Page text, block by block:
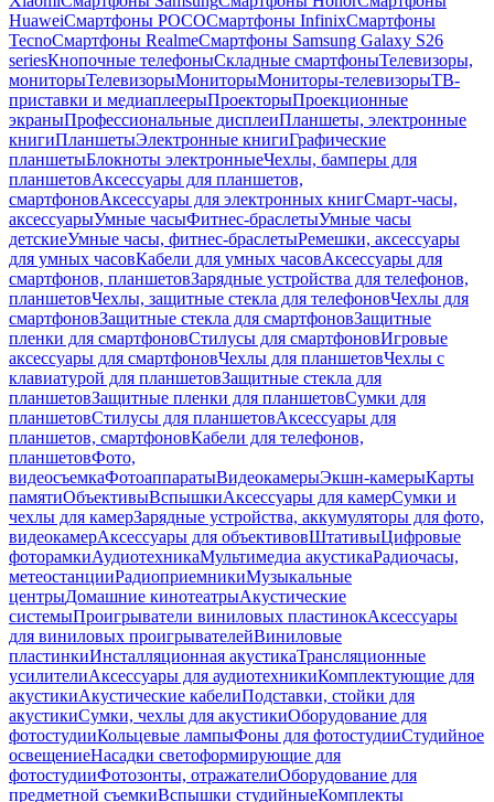
HuaweiСмартфоны POCOСмартфоны InfinixСмартфоны
TecnoСмартфоны RealmeСмартфоны Samsung Galaxy S26
seriesКнопочные телефоныСкладные смартфоныТелевизоры,
мониторыТелевизорыМониторыМониторы-телевизорыТВ-
приставки и медиаплеерыПроекторыПроекционные
экраныПрофессиональные дисплеиПланшеты, электронные
книгиПланшетыЭлектронные книгиГрафические
планшетыБлокноты электронныеЧехлы, бамперы для
планшетовАксессуары для планшетов,
смартфоновАксессуары для электронных книгСмарт-часы,
аксессуарыУмные часыФитнес-браслетыУмные часы
детскиеУмные часы, фитнес-браслетыРемешки, аксессуары
для умных часовКабели для умных часовАксессуары для
смартфонов, планшетовЗарядные устройства для телефонов,
планшетовЧехлы, защитные стекла для телефоновЧехлы для
смартфоновЗащитные стекла для смартфоновЗащитные
пленки для смартфоновСтилусы для смартфоновИгровые
аксессуары для смартфоновЧехлы для планшетовЧехлы с
клавиатурой для планшетовЗащитные стекла для
планшетовЗащитные пленки для планшетовСумки для
планшетовСтилусы для планшетовАксессуары для
планшетов, смартфоновКабели для телефонов,
планшетовФото,
видеосъемкаФотоаппаратыВидеокамерыЭкшн-камерыКарты
памятиОбъективыВспышкиАксессуары для камерСумки и
чехлы для камерЗарядные устройства, аккумуляторы для фото,
видеокамерАксессуары для объективовШтативыЦифровые
фоторамкиАудиотехникаМультимедиа акустикаРадиочасы,
метеостанцииРадиоприемникиМузыкальные
центрыДомашние кинотеатрыАкустические
системыПроигрыватели виниловых пластинокАксессуары
для виниловых проигрывателейВиниловые
пластинкиИнсталляционная акустикаТрансляционные
усилителиАксессуары для аудиотехникиКомплектующие для
акустикиАкустические кабелиПодставки, стойки для
акустикиСумки, чехлы для акустикиОборудование для
фотостудииКольцевые лампыФоны для фотостудииСтудийное
освещениеНасадки светоформирующие для
фотостудииФотозонты, отражателиОборудование для
предметной съемкиВспышки студийныеКомплекты